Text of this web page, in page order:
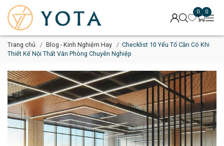
0 0
Trang chủ Blog - Kinh Nghiệm Hay
Checklist 10 Yếu Tố Cần Có Khi
Thiết Kế Nội Thất Văn Phòng Chuyên Nghiệp